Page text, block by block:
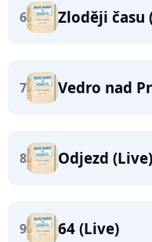
6 Zloději času
7 Vedro nad
8 Odjezd (Live)
9 64 (Live)